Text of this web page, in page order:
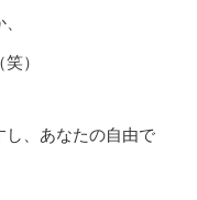
）
し、あなたの自由で